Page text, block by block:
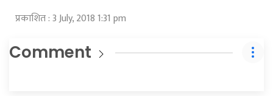
प्रकाशित : 3 July, 2018 1:31 pm
Comment